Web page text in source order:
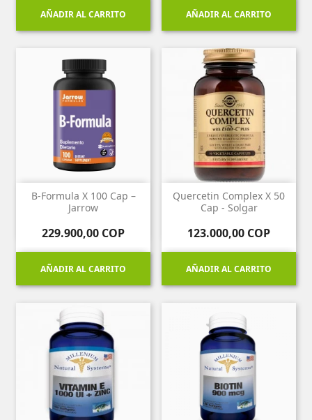
AÑADIR AL CARRITO AÑADIR AL CARRITO
B-Formula X 100 Cap –
Jarrow
Precio
229.900,00 COP
AÑADIR AL CARRITO
Quercetin Complex X 50
Cap - Solgar
Precio
123.000,00 COP
AÑADIR AL CARRITO